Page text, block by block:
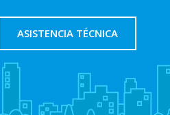
ASISTENCIA TÉCNICA